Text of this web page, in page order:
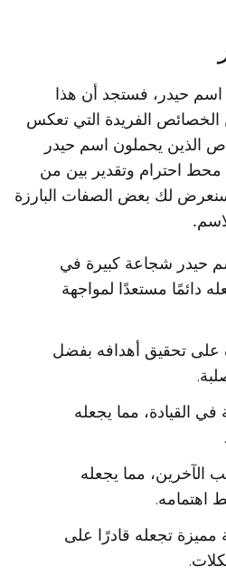
حيدر، فستجد أن هذا
الفريدة التي تعكس
الذين يحملون اسم حيدر
احترام وتقدير بين من
لك بعض الصفات البارزة
حيدر شجاعة كبيرة في
دائمًا مستعدًا لمواجهة
على تحقيق أهدافه بفضل
في القيادة، مما يجعله
الآخرين، مما يجعله
اهتمامه.
مميزة تجعله قادرًا على